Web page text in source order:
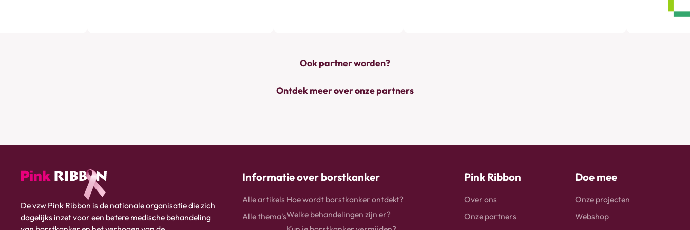
Ook partner worden?
Ontdek meer over onze partners
Pink
ribbon
De vzw Pink Ribbon is de nationale organisatie die zich
dagelijks inzet voor een betere medische behandeling
Informatie over borstkanker
Alle artikels
Alle thema's
Hoe wordt borstkanker ontdekt?
Welke behandelingen zijn er?
Pink Ribbon
Over ons
Onze partners
Doe mee
Onze projecten
Webshop